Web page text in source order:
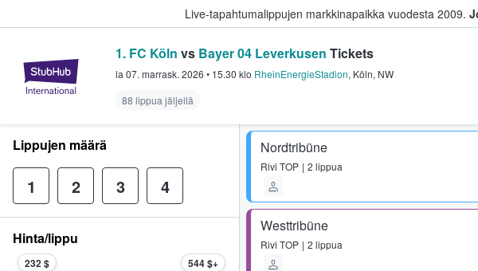
Live-tapahtumalippujen markkinapaikka vuodesta 2009.
StubHub - missä fanit ostavat ja myyvät lippuja
1. FC Köln vs Bayer 04 Leverkusen Tickets
la 07. marrask. 2026 • 15.30 klo RheinEnergieStadion, Köln, NW
88 lippua jäljellä
Nordtribüne
Rivi TOP 2 lippua
Westtribüne
Rivi TOP 2 lippua
Lippujen määrä
1 2 3 4
Hinta/lippu
232 $ 544 $